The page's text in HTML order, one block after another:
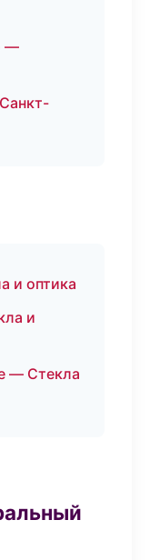
—
и оптика
и
— Стекла